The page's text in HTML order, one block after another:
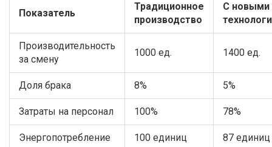
Показатель
Традиционное
производство
С новыми
Производительность
за смену
1000 ед. 1400 ед.
Доля брака 8% 5%
Затраты на персонал 100% 78%
Энергопотребление 100 единиц 87 единиц